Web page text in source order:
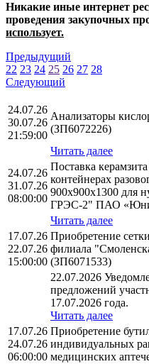
Никакие иные интернет
проведения закупочных
использует.
Предыдущий
22 23 24 25 26 27 28
Следующий
24.07.26
30.07.26
21:59:00
Анализаторы
(ЗП6072226)
Читать далее
24.07.26
31.07.26
08:00:00
Поставка
контейнерах
900х900х1300 для
ГРЭС-2" ПАО
Читать далее
17.07.26
22.07.26
15:00:00
Приобретение
филиала
(ЗП6071533)
22.07.2026
предложений
17.07.2026 года.
Читать далее
17.07.26
24.07.26
06:00:00
Приобретение
индивидуальных
медицинских